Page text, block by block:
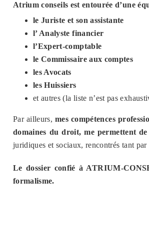
Atrium conseils est entourée d’une
le Juriste et son assistante
l’ Analyste financier
l’Expert-comptable
le Commissaire aux comptes
les Avocats
les Huissiers
et autres (la liste n’est pas
Par ailleurs,mes compétences
domaines du droit, me permettent
juridiques et sociaux, rencontrés tant
Le dossier confié à ATRIUM-
formalisme.